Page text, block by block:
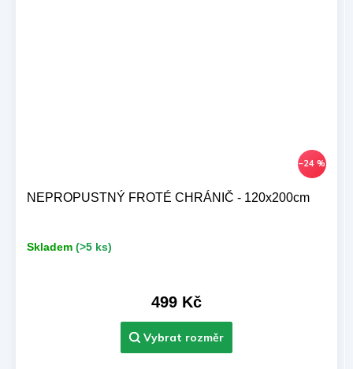
–24 %
NEPROPUSTNÝ FROTÉ CHRÁNIČ - 120x200cm
Skladem (>5 ks)
499 Kč